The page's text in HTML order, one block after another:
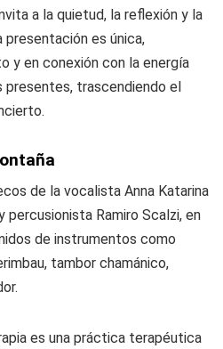
a la quietud, la reflexión y la
presentación es única,
y en conexión con la energía
presentes, trascendiendo el
de la vocalista Anna Katarina
Ramiro Scalzi, en
de instrumentos como
tambor chamánico,
es una práctica terapéutica